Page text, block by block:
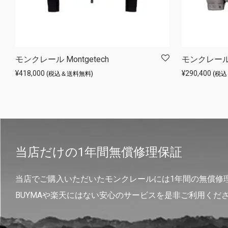
モンクレール Montgetech
¥418,000 (税込＆送料無料)
モンクレー
¥290,400 (税
当店だけの1年間無償修理保証
当店でご購入いただいたモンクレールには1年間の無償修
BUYMAや楽天にはない安心のサービスを是非ご利用くだ